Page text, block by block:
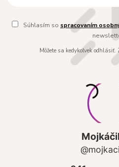
Súhlasím so spracovaním
Môžete sa kedykoľvek